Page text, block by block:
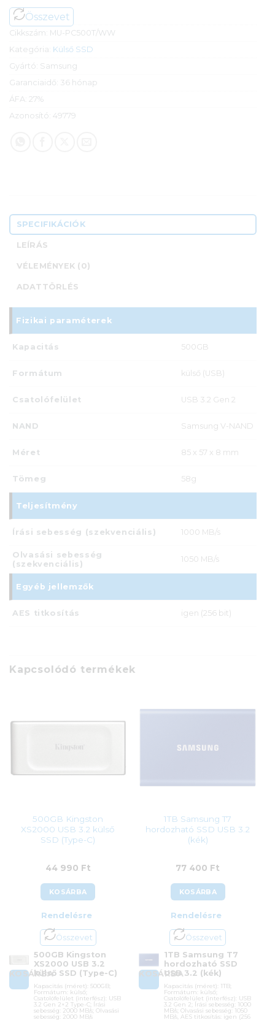
Összevet
Cikkszám: MU-PC500T/WW
Kategória: Külső SSD
Gyártó: Samsung
Garanciaidő: 36 hónap
ÁFA: 27%
Azonosító: 49779
SPECIFIKÁCIÓK
LEÍRÁS
VÉLEMÉNYEK (0)
ADATTÖRLÉS
Fizikai paraméterek
Kapacitás 500GB
Formátum külső (USB)
Csatolófelület USB 3.2 Gen 2
NAND Samsung V-NAND
Méret 85 x 57 x 8 mm
Tömeg 58g
Teljesítmény
Írási sebesség (szekvenciális) 1000 MB/s
Olvasási sebesség
(szekvenciális)
1050 MB/s
Egyéb jellemzők
AES titkosítás igen (256 bit)
Kapcsolódó termékek
500GB Kingston
XS2000 USB 3.2 külső
SSD (Type-C)
44 990 Ft
KOSÁRBA
Rendelésre
Összevet
KOSÁRBA
500GB Kingston
XS2000 USB 3.2
külső SSD (Type-C)
Kapacitás (méret): 500GB;
Formátum: külső;
Csatolófelület (interfész): USB
3.2 Gen 2×2 Type-C; Írási
sebesség: 2000 MB/s; Olvasási
sebesség: 2000 MB/s
1TB Samsung T7
hordozható SSD USB 3.2
(kék)
77 400 Ft
KOSÁRBA
Rendelésre
Összevet
KOSÁRBA
1TB Samsung T7
hordozható SSD
USB 3.2 (kék)
Kapacitás (méret): 1TB;
Formátum: külső;
Csatolófelület (interfész): USB
3.2 Gen 2; Írási sebesség: 1000
MB/s; Olvasási sebesség: 1050
MB/s, AES titkosítás: igen (256